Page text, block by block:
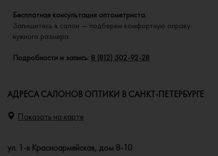
Бесплатная консультация оптометриста.
Запишитесь в салон — подберем комфортную оправу
нужного размера.
Подробности и запись: 8 (812) 502-92-28
АДРЕСА САЛОНОВ ОПТИКИ В САНКТ-ПЕТЕРБУРГЕ
Показать на карте
ул. 1-я Красноармейская, дом 8-10